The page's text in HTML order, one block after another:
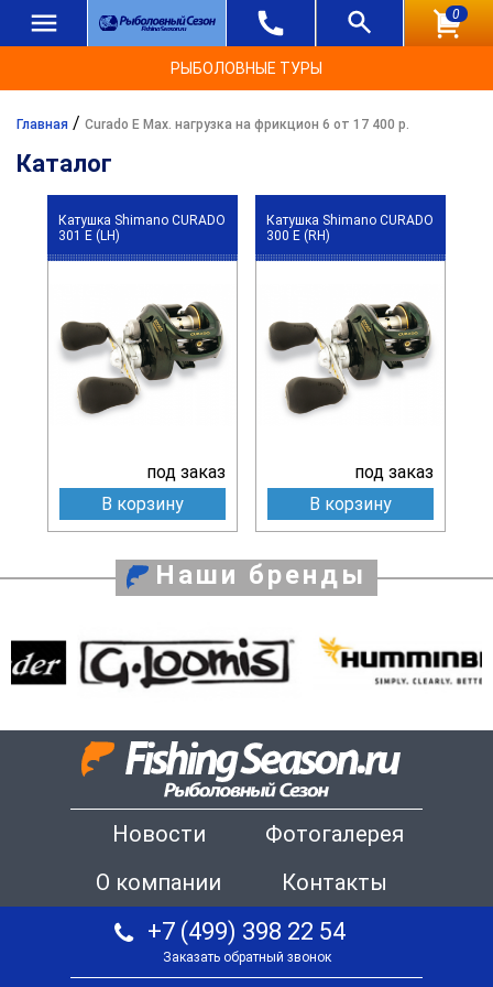
0
РЫБОЛОВНЫЕ ТУРЫ
Главная / Curado E Max. нагрузка на фрикцион 6 от 17 400 р.
Каталог
Катушка Shimano CURADO
301 E (LH)
под заказ
В корзину
Катушка Shimano CURADO
300 E (RH)
под заказ
В корзину
Наши бренды
Новости
Фотогалерея
О компании
Контакты
+7 (499) 398 22 54
Заказать обратный звонок